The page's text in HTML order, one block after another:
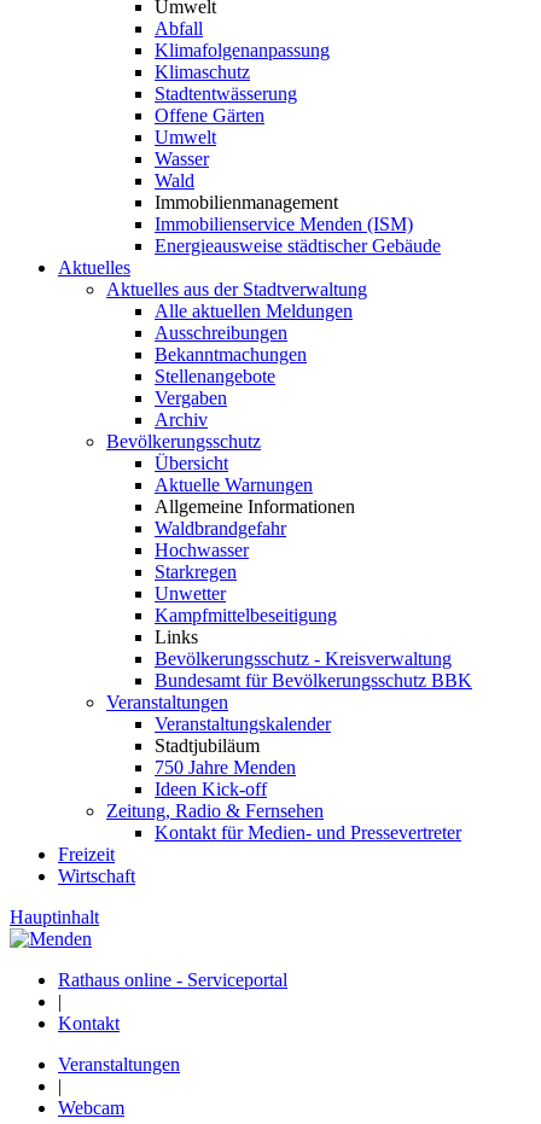
Umwelt
Abfall
Klimafolgenanpassung
Klimaschutz
Stadtentwässerung
Offene Gärten
Umwelt
Wasser
Wald
Immobilienmanagement
Immobilienservice Menden (ISM)
Energieausweise städtischer Gebäude
Aktuelles
Aktuelles aus der Stadtverwaltung
Alle aktuellen Meldungen
Ausschreibungen
Bekanntmachungen
Stellenangebote
Vergaben
Archiv
Bevölkerungsschutz
Übersicht
Aktuelle Warnungen
Allgemeine Informationen
Waldbrandgefahr
Hochwasser
Starkregen
Unwetter
Kampfmittelbeseitigung
Links
Bevölkerungsschutz - Kreisverwaltung
Bundesamt für Bevölkerungsschutz BBK
Veranstaltungen
Veranstaltungskalender
Stadtjubiläum
750 Jahre Menden
Ideen Kick-off
Zeitung, Radio & Fernsehen
Kontakt für Medien- und Pressevertreter
Freizeit
Wirtschaft
Hauptinhalt
Rathaus online - Serviceportal
|
Kontakt
Veranstaltungen
|
Webcam